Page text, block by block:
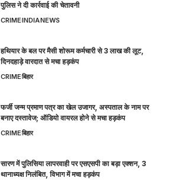
पुलिस ने दी कार्रवाई की चेतावनी
CRIMEINDIANEWS
हथियार के बल पर मैसी शोरूम कर्मचारी से 3 लाख की लूट,
दिनदहाड़े वारदात से मचा हड़कंप
CRIMEबिहार
फर्जी जन्म प्रमाण पत्र का खेल उजागर, अस्पताल के नाम पर
बनाए दस्तावेज; ऑडियो वायरल होने से मचा हड़कंप
CRIMEबिहार
सारण में पुलिसिया लापरवाही पर एसएसपी का बड़ा एक्शन, 3
थानाध्यक्ष निलंबित, विभाग में मचा हड़कंप